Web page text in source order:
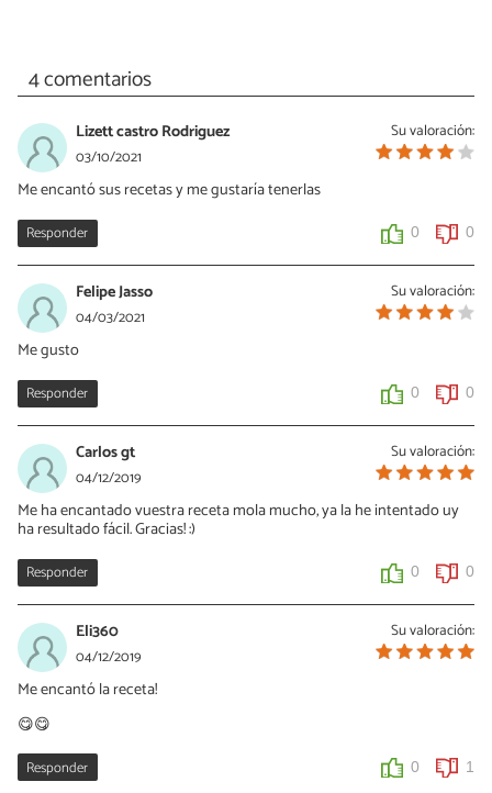
4 comentarios
Su valoración:
Lizett castro Rodriguez
03/10/2021
Me encantó sus recetas y me gustaría tenerlas
Responder 0 0
Su valoración:
Felipe Jasso
04/03/2021
Me gusto
Responder 0 0
Su valoración:
Carlos gt
04/12/2019
Me ha encantado vuestra receta mola mucho, ya la he intentado uy
ha resultado fácil. Gracias! :)
Responder 0 0
Su valoración:
Eli360
04/12/2019
Me encantó la receta!
😋😋
Responder 0 1